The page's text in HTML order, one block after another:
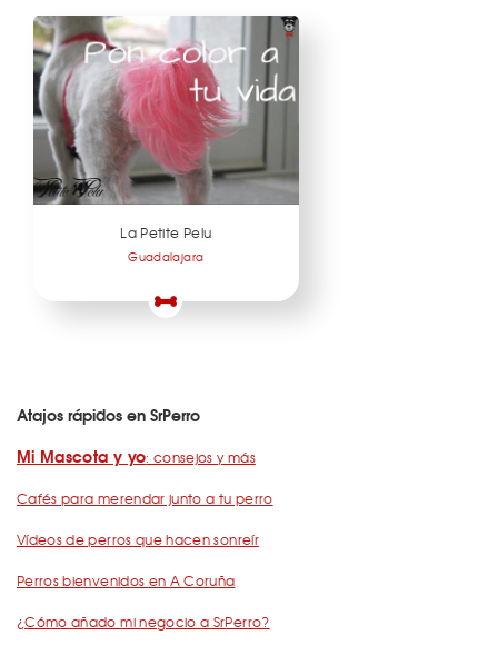
La Petite Pelu
Guadalajara
Atajos rápidos en SrPerro
Mi Mascota y yo: consejos y más
Cafés para merendar junto a tu perro
Vídeos de perros que hacen sonreír
Perros bienvenidos en A Coruña
¿Cómo añado mi negocio a SrPerro?